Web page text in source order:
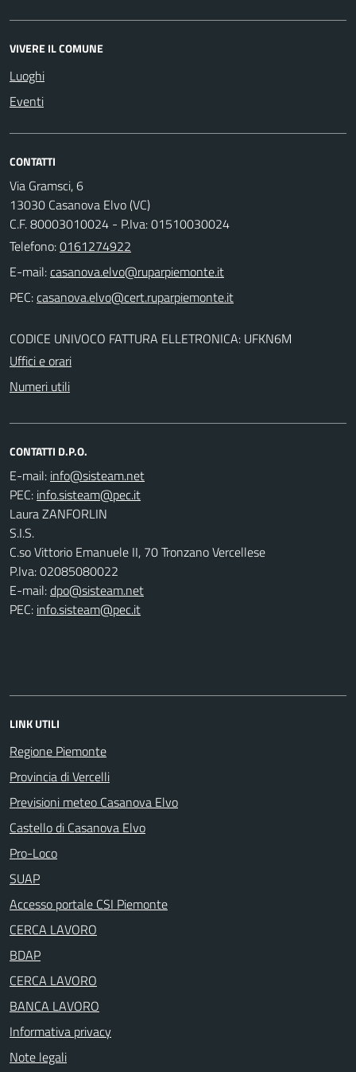
VIVERE IL COMUNE
Luoghi
Eventi
CONTATTI
Via Gramsci, 6
13030 Casanova Elvo (VC)
C.F. 80003010024 - P.Iva: 01510030024
Telefono:0161274922
E-mail:
PEC:
CODICE UNIVOCO FATTURA ELLETRONICA: UFKN6M
Uffici e orari
Numeri utili
CONTATTI D.P.O.
E-mail:
PEC:
Laura ZANFORLIN
S.I.S.
C.so Vittorio Emanuele II, 70 Tronzano Vercellese
P.Iva: 02085080022
E-mail:dpo@sisteam.net
PEC: info.sisteam@pec.it
LINK UTILI
Regione Piemonte
Provincia di Vercelli
Previsioni meteo Casanova Elvo
Castello di Casanova Elvo
Pro-Loco
SUAP
Accesso portale CSI Piemonte
CERCA LAVORO
BDAP
CERCA LAVORO
BANCA LAVORO
Informativa privacy
Note legali